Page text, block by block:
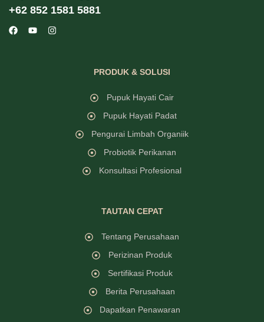
+62 852 1581 5881
PRODUK & SOLUSI
Pupuk Hayati Cair
Pupuk Hayati Padat
Pengurai Limbah Organiik
Probiotik Perikanan
Konsultasi Profesional
TAUTAN CEPAT
Tentang Perusahaan
Perizinan Produk
Sertifikasi Produk
Berita Perusahaan
Dapatkan Penawaran